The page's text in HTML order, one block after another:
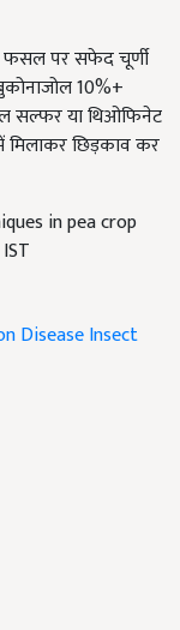
पर सफेद चूर्णी
10%+
सल्फर या थिओफिनेट
मिलाकर छिड़काव कर
in pea crop
DiseaseInsect